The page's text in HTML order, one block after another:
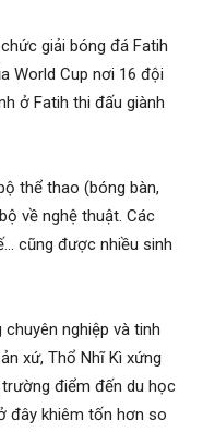
giải bóng đá Fatih
World Cup nơi 16 đội
ở Fatih thi đấu giành
thể thao (bóng bàn,
về nghệ thuật. Các
cũng được nhiều sinh
nghiệp và tinh
xứ, Thổ Nhĩ Kì xứng
điểm đến du học
đây khiêm tốn hơn so